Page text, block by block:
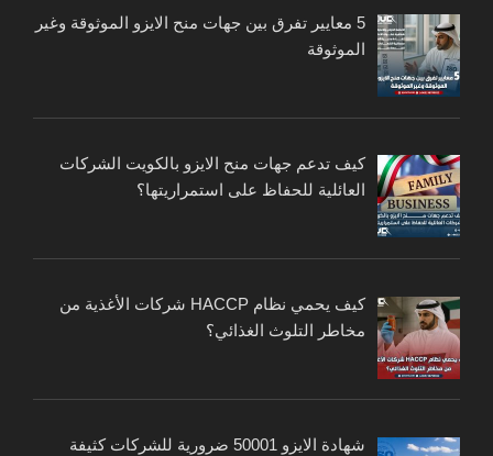
5 معايير تفرق بين جهات منح الايزو الموثوقة وغير
الموثوقة
كيف تدعم جهات منح الايزو بالكويت الشركات
العائلية للحفاظ على استمراريتها؟
كيف يحمي نظام HACCP شركات الأغذية من
مخاطر التلوث الغذائي؟
شهادة الايزو 50001 ضرورية للشركات كثيفة